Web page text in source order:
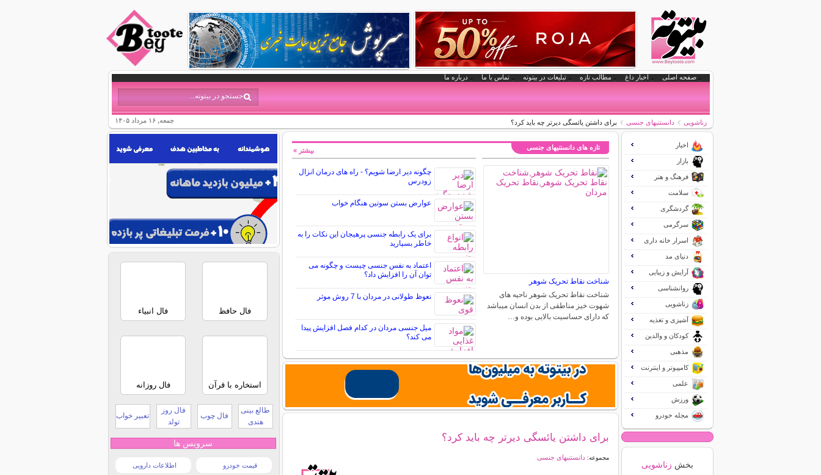
صفحه اصلی اخبار داغ مطالب تازه تبلیغات در بیتوته تماس با ما درباره ما
جمعه, ۱۶ مرداد ۱۴۰۵ زناشویی دانستنیهای جنسی برای داشتن یائسگی دیرتر چه باید کرد؟
تازه های دانستنیهای جنسی
شناخت نقاط تحریک شوهر
شناخت نقاط تحریک شوهر ناحیه های
شهوت خیز مناطقی از بدن انسان میباشد
که دارای حساسیت بالایی بوده و…
چگونه دیر ارضا شویم؟ - راه های درمان انزال
زودرس
عوارض بستن سوتین هنگام خواب
برای یک رابطه جنسی پرهیجان این نکات را به
خاطر بسپارید
اعتماد به نفس جنسی چیست و چگونه می
توان آن را افزایش داد؟
نعوظ طولانی در مردان با 7 روش موثر
میل جنسی مردان در کدام فصل افزایش پیدا
می کند؟
بیشتر »
برای داشتن یائسگی دیرتر چه باید کرد؟
مجموعه:دانستنیهای جنسی
اخبار
بازار
فرهنگ و هنر
سلامت
گردشگری
سرگرمی
اسرار خانه داری
دنیای مد
آرایش و زیبایی
روانشناسی
زناشویی
آشپزی و تغذیه
کودکان و والدین
مذهبی
کامپیوتر و اینترنت
علمی
ورزش
مجله خودرو
بخش زناشویی
فال حافظ فال انبیاء
استخاره با قرآن فال روزانه
طالع بینی
هندی
فال چوب
فال روز
تولد
تعبیر خواب
سرویس ها
قیمت خودرو اطلاعات دارویی